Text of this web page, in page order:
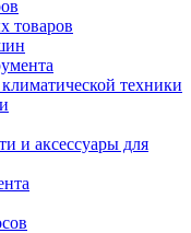
товаров
техники
и аксессуары для